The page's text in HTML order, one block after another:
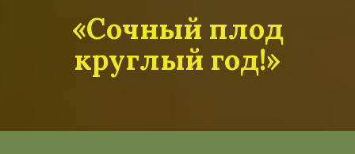
«Сочный плод
круглый год!»